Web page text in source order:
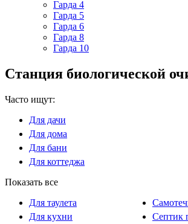
Гарда 4
Гарда 5
Гарда 6
Гарда 8
Гарда 10
Станция биологической
Часто ищут:
Для дачи
Для дома
Для бани
Для коттеджа
Показать все
Для таулета
Для кухни
Септик